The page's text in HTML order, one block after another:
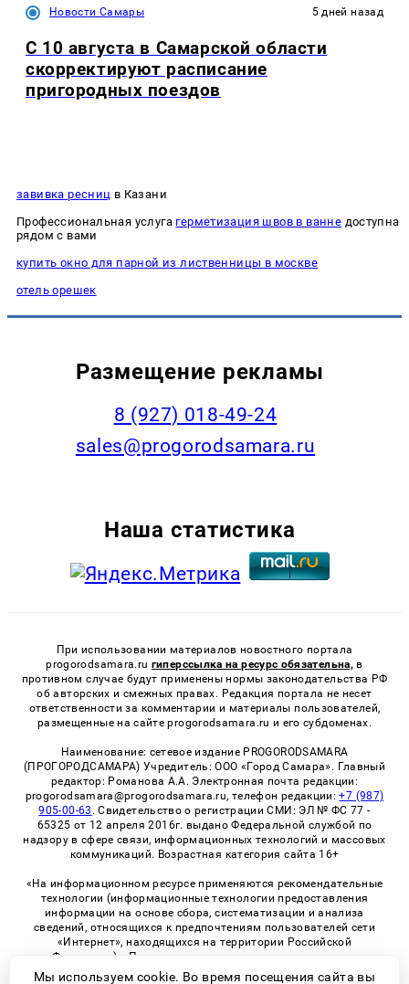
Новости Самары 5 дней назад
С 10 августа в Самарской области
скорректируют расписание
пригородных поездов
завивка ресниц в Казани
Профессиональная услуга герметизация швов в ванне доступна
рядом с вами
купить окно для парной из лиственницы в москве
отель орешек
Размещение рекламы
8 (927) 018-49-24
sales@progorodsamara.ru
Наша статистика
При использовании материалов новостного портала
progorodsamara.ru гиперссылка на ресурс обязательна, в
противном случае будут применены нормы законодательства РФ
об авторских и смежных правах. Редакция портала не несет
ответственности за комментарии и материалы пользователей,
размещенные на сайте progorodsamara.ru и его субдоменах.
Наименование: сетевое издание PROGORODSAMARA
(ПРОГОРОДСАМАРА) Учредитель: ООО «Город Самара». Главный
редактор: Романова А.А. Электронная почта редакции:
progorodsamara@progorodsamara.ru, телефон редакции:+7 (987)
905-00-63 . Свидетельство о регистрации СМИ: ЭЛ № ФС 77 -
65325 от 12 апреля 2016г. выдано Федеральной службой по
надзору в сфере связи, информационных технологий и массовых
коммуникаций. Возрастная категория сайта 16+
«На информационном ресурсе применяются рекомендательные
технологии (информационные технологии предоставления
информации на основе сбора, систематизации и анализа
сведений, относящихся к предпочтениям пользователей сети
«Интернет», находящихся на территории Российской
Федерации)». Правила применения рекомендательных
технологий в виджетах рекламно-обменной сети
«СМИ2» (PDF)
Мы используем cookie. Во время посещения сайта вы